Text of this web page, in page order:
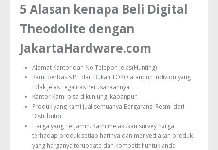
5 Alasan kenapa Beli Digital
Theodolite dengan
JakartaHardware.com
Alamat Kantor dan No Telepon Jelas(Hunting)
Kami berbasis PT dan Bukan TOKO ataupun Individu yang
tidak jelas Legalitas Perusahaannya.
Kantor Kami bisa dikunjungi kapanpun
Produk yang kami jual semuanya Bergaransi Resmi dari
Distributor
Harga yang Terjamin. Kami melakukan survey harga
terhadap produk setiap harinya dan menyediakan produk
yang harganya terupdate dan kompetitif untuk anda